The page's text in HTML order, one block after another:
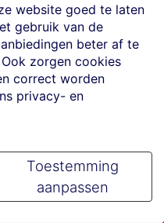
Goed voorbereid
website goed te laten
gebruik van de
beter af te
zorgen cookies
correct worden
privacy- en
Toestemming
aanpassen